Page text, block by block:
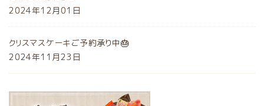
2024年12月01日
クリスマスケーキご予約承り中🎂
2024年11月23日